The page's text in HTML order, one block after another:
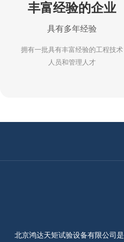
丰富经验的企业
具有多年经验
拥有一批具有丰富经验的工程技术
人员和管理人才
北京鸿达天矩试验设备有限公司